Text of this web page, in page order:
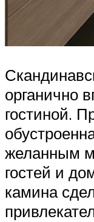
органично
гостиной.
желанным
гостей и
камина